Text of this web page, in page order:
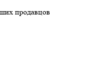
продавцов